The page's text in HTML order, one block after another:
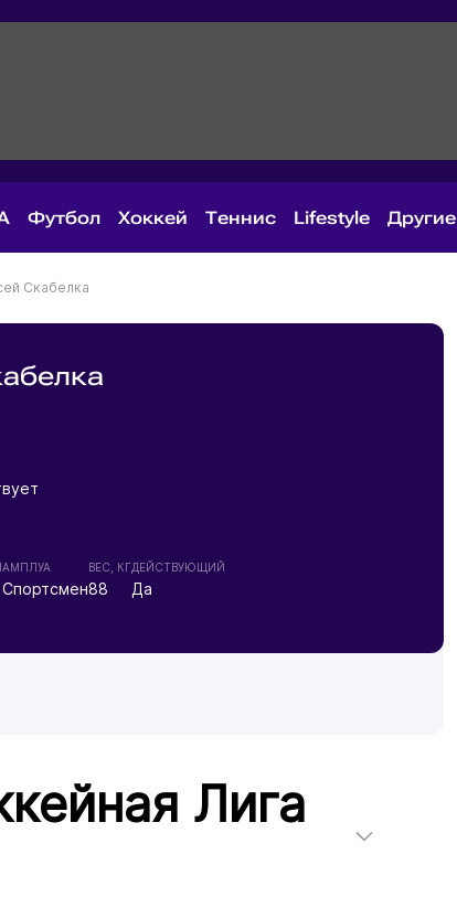
Футбол Хоккей Теннис Lifestyle Другие
Скабелка
АМПЛУА
Спортсмен
ВЕС, КГ
88
ДЕЙСТВУЮЩИЙ
Да
Лига